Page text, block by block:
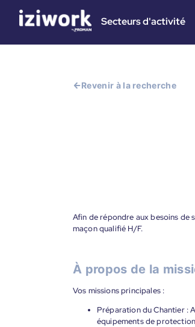
Secteurs d'activité
Revenir à la recherche
Afin de répondre aux besoins de
maçon qualifié H/F.
À propos de la
Vos missions principales :
Préparation du Chantier :
équipements de